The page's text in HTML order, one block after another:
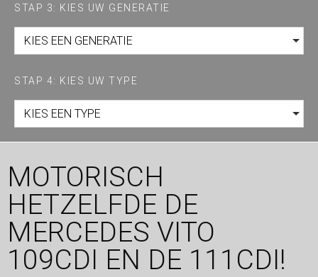
STAP 3: KIES UW GENERATIE
KIES EEN GENERATIE
STAP 4: KIES UW TYPE
KIES EEN TYPE
MOTORISCH
HETZELFDE DE
MERCEDES VITO
109CDI EN DE 111CDI!